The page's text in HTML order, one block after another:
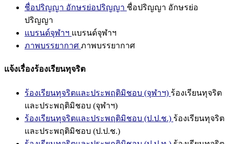
ชื่อปริญญา อักษรย่อปริญญา ชื่อปริญญา อักษรย่อ
ปริญญา
แบรนด์จุฬาฯ แบรนด์จุฬาฯ
ภาพบรรยากาศ ภาพบรรยากาศ
แจ้งเรื่องร้องเรียนทุจริต
ร้องเรียนทุจริตและประพฤติมิชอบ (จุฬาฯ) ร้องเรียนทุจริต
และประพฤติมิชอบ (จุฬาฯ)
ร้องเรียนทุจริตและประพฤติมิชอบ (ป.ป.ช.) ร้องเรียนทุจริต
และประพฤติมิชอบ (ป.ป.ช.)